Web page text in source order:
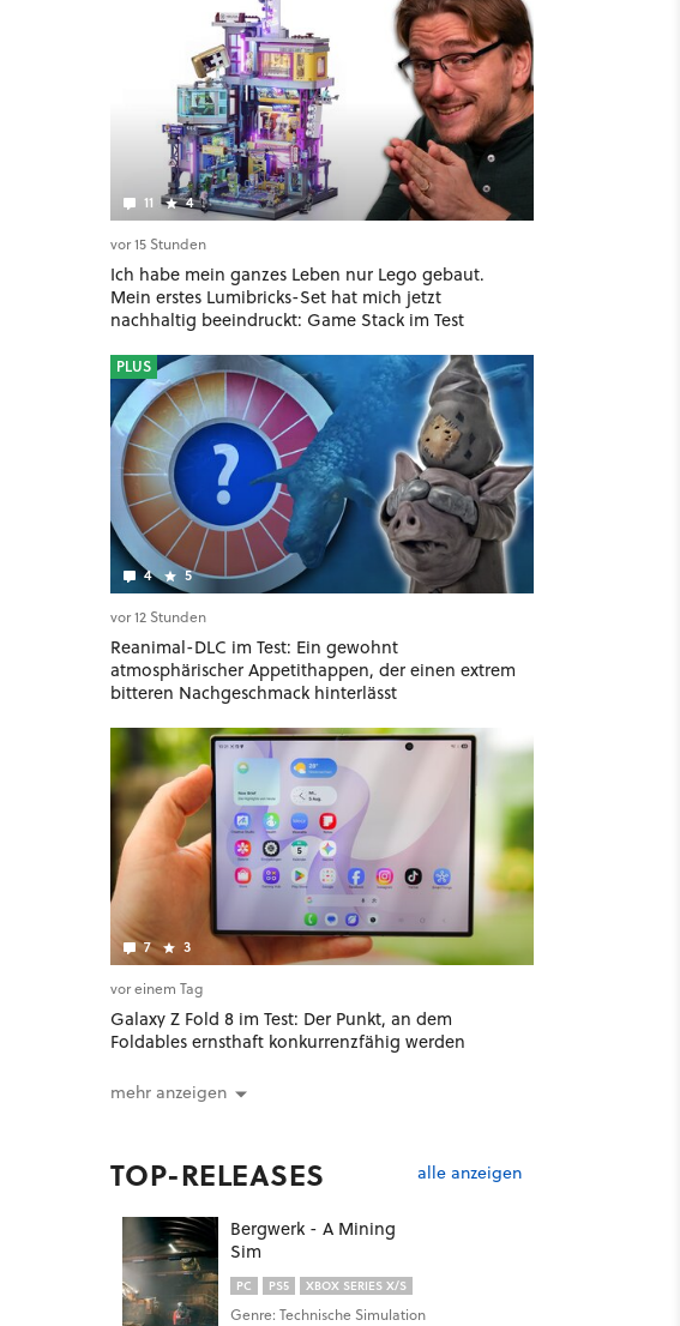
11 4
vor 15 Stunden
Ich habe mein ganzes Leben nur Lego gebaut.
Mein erstes Lumibricks-Set hat mich jetzt
nachhaltig beeindruckt: Game Stack im Test
4 5
PLUS
vor 12 Stunden
Reanimal-DLC im Test: Ein gewohnt
atmosphärischer Appetithappen, der einen extrem
bitteren Nachgeschmack hinterlässt
7 3
vor einem Tag
Galaxy Z Fold 8 im Test: Der Punkt, an dem
Foldables ernsthaft konkurrenzfähig werden
mehr anzeigen
TOP-RELEASES alle anzeigen
Bergwerk - A Mining
Sim
PC PS5 XBOX SERIES X/S
Genre: Technische Simulation